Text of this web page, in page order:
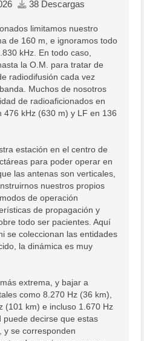
38 Descargas
limitamos nuestro
de 160 m, e ignoramos todo
kHz. En todo caso,
la O.M. para tratar de
radiodifusión cada vez
Muchos de nosotros
de radioaficionados en
476 kHz (630 m) y LF en 136
estación en el centro de
para poder operar en
las antenas son verticales,
nuestros propios
de operación
de propagación y
todo ser pacientes. Aquí
se coleccionan las entidades
la dinámica es muy
extrema, y bajar a
como 8.270 Hz (36 km),
(101 km) e incluso 1.670 Hz
puede decirse que estas
y se corresponden